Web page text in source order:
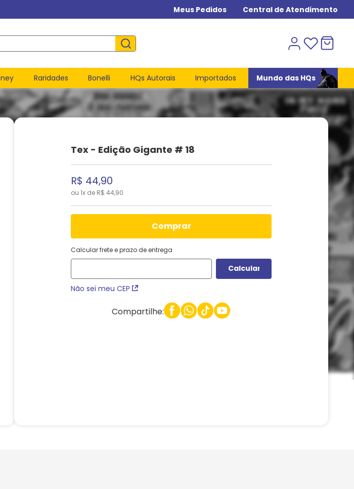
Meus Pedidos Central de Atendimento
Raridades Bonelli HQs Autorais Importados Mundo das HQs
Tex - Edição Gigante # 18
R$ 44,90
ou 1x de R$ 44,90
comprar
Calcular frete e prazo de entrega
Não sei meu CEP
Compartilhe: